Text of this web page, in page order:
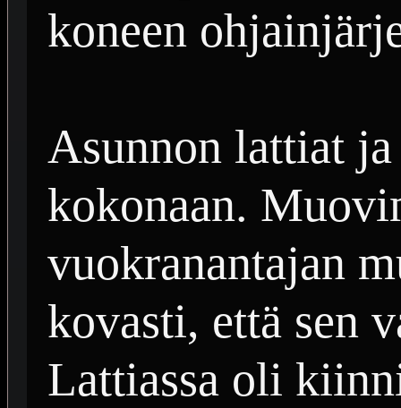
koneen
Asunnon lattiat
kokonaan.
vuokranantajan
kovasti, että sen
Lattiassa oli